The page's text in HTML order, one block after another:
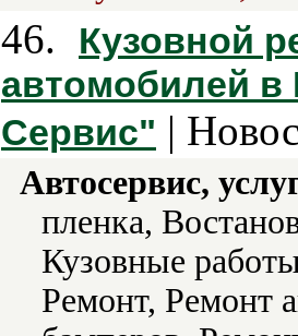
46.
Кузовной
автомобилей
Сервис" |
Автосервис,
пленка,
Кузовные
Ремонт, Ремонт